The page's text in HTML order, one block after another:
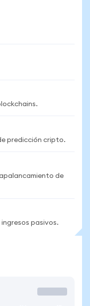
predicción cripto.
de
pasivos.